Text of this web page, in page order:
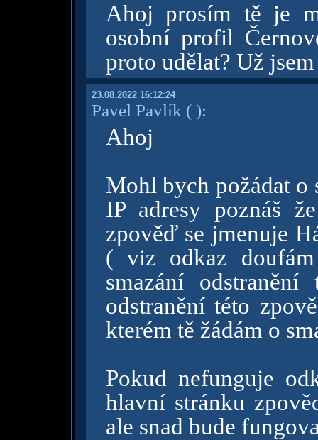
Ahoj prosím tě je
osobní profil
proto udělat? Už
23.08.2022 16:12:24
Pavel Pavlík ( ):
Ahoj
Mohl bych požádat o
IP adresy poznáš
zpověď se jmenuje
( viz odkaz
smazání
odstranění této
kterém tě žádám o
Pokud nefunguje
hlavní stránku
ale snad bude